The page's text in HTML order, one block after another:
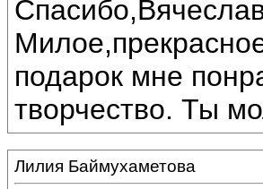
подарок мне
творчество. Ты
Лилия Баймухаметова